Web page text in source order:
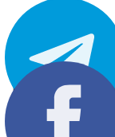
Paylaş: